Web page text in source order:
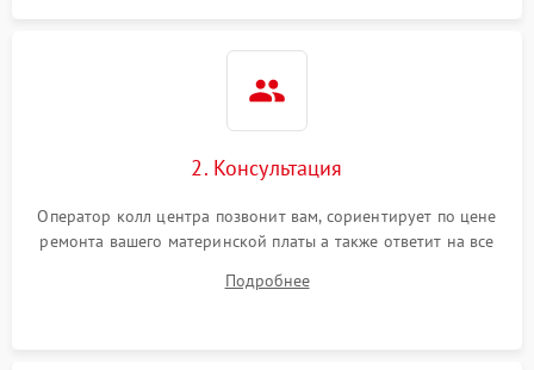
2. Консультация
Оператор колл центра позвонит вам, сориентирует по цене
ремонта вашего материнской платы а также ответит на все
Подробнее